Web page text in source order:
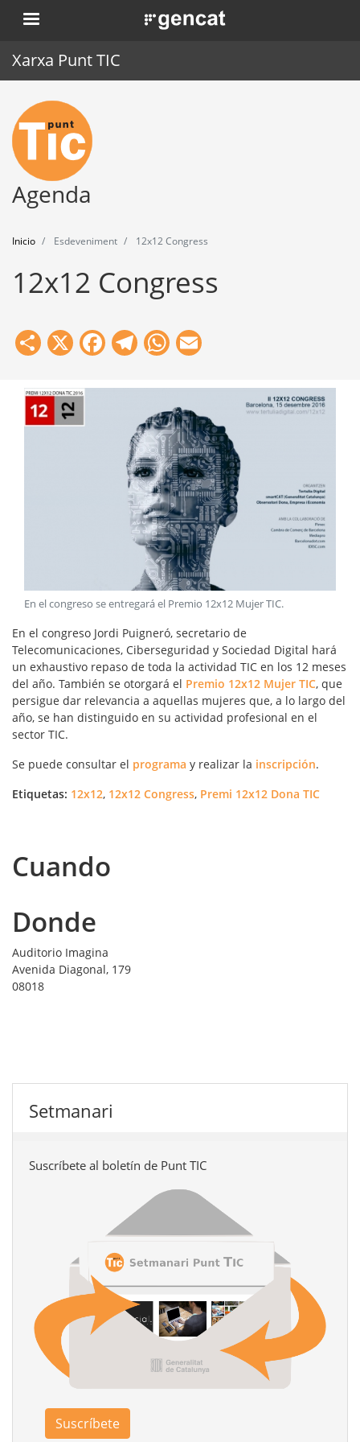
Pasar
al
. Obre en una nova finestra.
Xarxa Punt TIC
Inicio
Punt TIC
Actualidad
Herramientas
Agenda
Inicio Esdeveniment 12x12 Congress
12x12 Congress
Share
X Facebook
Telegram
WhatsApp
En el congreso se entregará el Premio 12x12 Mujer TIC.
En el congreso Jordi Puigneró, secretario de
Telecomunicaciones, Ciberseguridad y Sociedad Digital hará
un exhaustivo repaso de toda la actividad TIC en los 12 meses
del año. También se otorgará el Premio 12x12 Mujer TIC, que
persigue dar relevancia a aquellas mujeres que, a lo largo del
año, se han distinguido en su actividad profesional en el
sector TIC.
Se puede consultar el programa y realizar la inscripción.
Etiquetas: 12x12, 12x12 Congress, Premi 12x12 Dona TIC
Cuando
Donde
Auditorio Imagina
Avenida Diagonal, 179
08018
Setmanari
Suscríbete al boletín de Punt TIC
Suscríbete